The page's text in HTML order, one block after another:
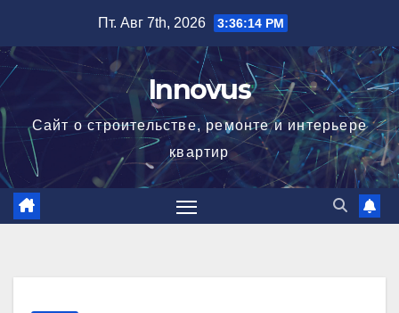
содержимому
Пт. Авг 7th, 2026 3:36:15 PM
Innovus
Сайт о строительстве, ремонте и интерьере
квартир